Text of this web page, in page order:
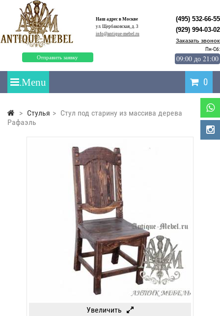
Наш адрес в Москве
ул. Щербаковская, д. 3
info@antique-mebel.ru
Отправить заявку
(495) 532-66-55
(929) 994-03-02
Заказать звонок
Пн-Сб:
09:00 до 21:00
0
> Стулья > Стул под старину из массива дерева
Рафаэль
Увеличить